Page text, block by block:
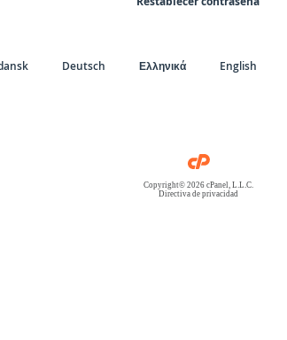
Deutsch Ελληνικά English
Copyright© 2026 cPanel, L.L.C.
Directiva de privacidad